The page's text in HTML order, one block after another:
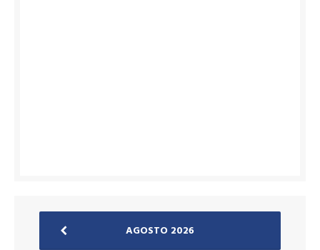
AGOSTO 2026